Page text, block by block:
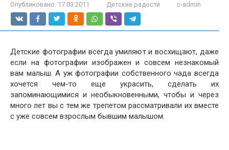
Опубликовано: 17.03.2011 Детские радости c-admin
Детские фотографии всегда умиляют и восхищают, даже
если на фотографии изображен и совсем незнакомый
вам малыш. А уж фотографии собственного чада всегда
хочется чем-то еще украсить, сделать их
запоминающимися и необыкновенными, чтобы и через
много лет вы с тем же трепетом рассматривали их вместе
с уже совсем взрослым бывшим малышом.